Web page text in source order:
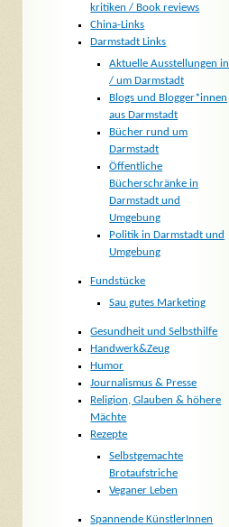
kritiken / Book reviews
China-Links
Darmstadt Links
Aktuelle Ausstellungen in
/ um Darmstadt
Blogs und Blogger*innen
aus Darmstadt
Bücher rund um
Darmstadt
Öffentliche
Bücherschränke in
Darmstadt und
Umgebung
Politik in Darmstadt und
Umgebung
Fundstücke
Sau gutes Marketing
Gesundheit und Selbsthilfe
Handwerk&Zeug
Humor
Journalismus & Presse
Religion, Glauben & höhere
Mächte
Rezepte
Selbstgemachte
Brotaufstriche
Veganer Leben
Spannende KünstlerInnen